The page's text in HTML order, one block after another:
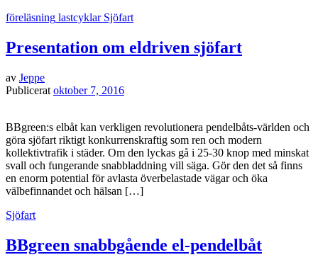
föreläsning lastcyklar Sjöfart
Presentation om eldriven sjöfart
av Jeppe
Publicerat oktober 7, 2016
BBgreen:s elbåt kan verkligen revolutionera pendelbåts-världen och
göra sjöfart riktigt konkurrenskraftig som ren och modern
kollektivtrafik i städer. Om den lyckas gå i 25-30 knop med minskat
svall och fungerande snabbladdning vill säga. Gör den det så finns
en enorm potential för avlasta överbelastade vägar och öka
välbefinnandet och hälsan […]
Sjöfart
BBgreen snabbgående el-pendelbåt